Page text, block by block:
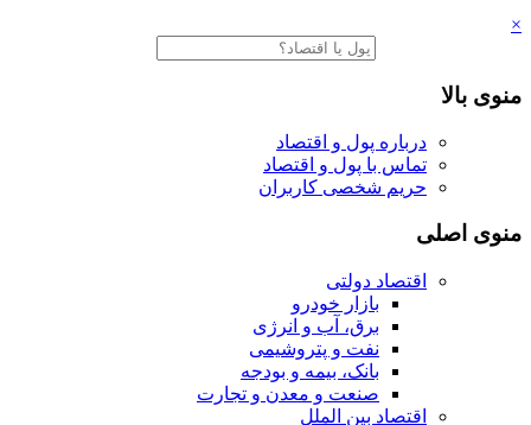
×
منوی بالا
درباره پول و اقتصاد
تماس با پول و اقتصاد
حریم شخصی کاربران
منوی اصلی
اقتصاد دولتی
بازار خودرو
برق، آب و انرژی
نفت و پتروشیمی
بانک، بیمه و بودجه
صنعت و معدن و تجارت
اقتصاد بین الملل